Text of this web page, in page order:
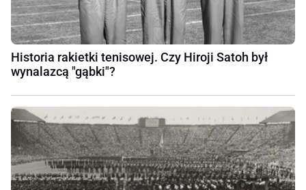
Historia rakietki tenisowej. Czy Hiroji Satoh był
wynalazcą "gąbki"?